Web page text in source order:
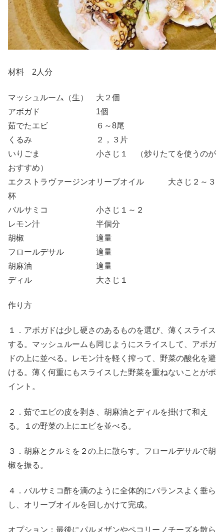
材料 2人分
マッシュルーム（生） 大２個
アボガド 1個
茹でたエビ ６～8尾
くるみ ２，３片
いりごま 小さじ１ （炒りたてを使うのが
おすすめ）
エクストラヴァージンオリーブオイル 大さじ２～３
杯
バルサミコ 小さじ１～２
レモン汁 半個分
胡椒 適量
フロールデサル 適量
胡麻油 適量
ディル 大さじ１
作り方
１．アボガドは少し硬さのあるものを選び、薄くスライス
する。マッシュルームも同じようにスライスして、アボガ
ドの上に並べる。レモン汁を軽く搾って、野菜の酸化を避
ける。薄く何重にもスライスした野菜を重ねないことがポ
イント。
２．茹でエビの皮を剥き、胡麻油とディルを掛けて和え
る。１の野菜の上にエビを並べる。
３．胡麻とクルミを２の上に散らす。フロールデサルで胡
椒を振る。
４．バルサミコ酢を滴のように全体的にバランスよく垂ら
し、オリーブオイルを回しかけて完成。
オプション：最後にパルメザンやペコリーノチーズを散ら